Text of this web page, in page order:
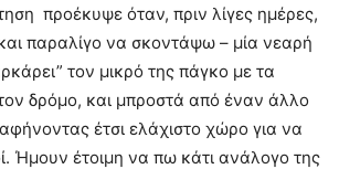
προέκυψε όταν, πριν λίγες ημέρες,
παραλίγο να σκοντάψω – μία νεαρή
τον μικρό της πάγκο με τα
δρόμο, και μπροστά από έναν άλλο
έτσι ελάχιστο χώρο για να
Ήμουν έτοιμη να πω κάτι ανάλογο της